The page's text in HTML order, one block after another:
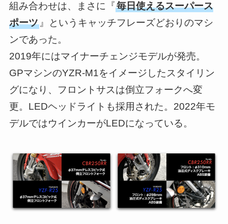
組み合わせは、まさに『毎日使えるスーパース
ポーツ』というキャッチフレーズどおりのマシ
ンであった。
2019年にはマイナーチェンジモデルが発売。
GPマシンのYZR-M1をイメージしたスタイリン
グになり、フロントサスは倒立フォークへ変
更。LEDヘッドライトも採用された。2022年モ
デルではウインカーがLEDになっている。